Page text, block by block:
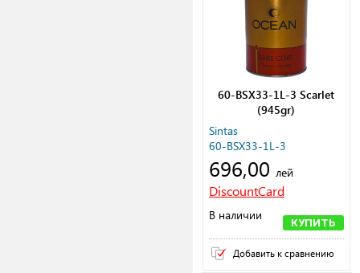
60-BSX33-1L-3 Scarlet
(945gr)
Sintas
60-BSX33-1L-3
696,00 лей
DiscountCard
В наличии
КУПИТЬ
Добавить к сравнению